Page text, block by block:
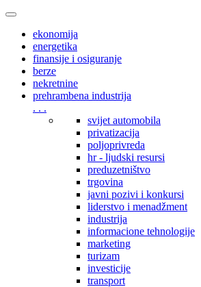
Toggle
navigationekonomija
energetika
finansije i osiguranje
berze
nekretnine
prehrambena industrija
. . .
svijet automobila
privatizacija
poljoprivreda
hr - ljudski resursi
preduzetništvo
trgovina
javni pozivi i konkursi
liderstvo i menadžment
industrija
informacione tehnologije
marketing
turizam
investicije
transport